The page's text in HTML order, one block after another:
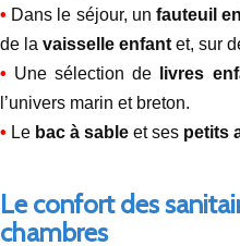
• Dans le séjour, un fauteuil
de la vaisselle enfantet, sur
• Une sélection de livres
l’univers marin et breton.
• Le bac à sable et ses petits
Le confort des
chambres